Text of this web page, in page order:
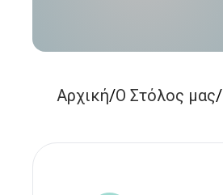
Αρχική/Ο Στόλος μας/